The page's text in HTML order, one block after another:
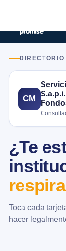
CM
¿Te
Toca cada
hacer